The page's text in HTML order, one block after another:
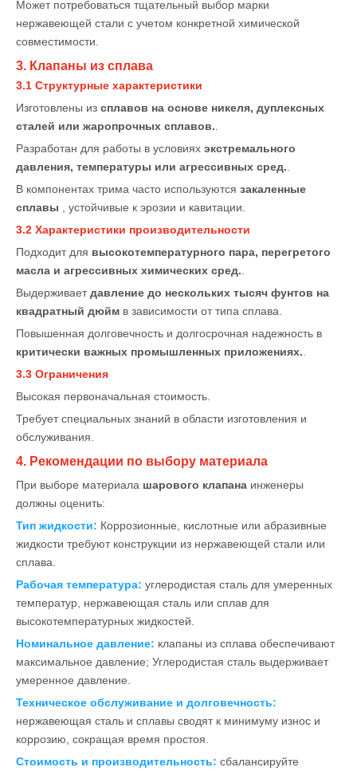
Может потребоваться тщательный выбор марки
нержавеющей стали с учетом конкретной химической
совместимости.
3. Клапаны из сплава
3.1 Структурные характеристики
Изготовлены из сплавов на основе никеля, дуплексных
сталей или жаропрочных сплавов.
Разработан для работы в условиях экстремального
давления, температуры или агрессивных сред.
В компонентах трима часто используются закаленные
сплавы
, устойчивые к эрозии и кавитации.
3.2 Характеристики производительности
Подходит для высокотемпературного пара, перегретого
масла и агрессивных химических сред.
Выдерживаетдавление до нескольких тысяч фунтов на
квадратный дюйм в зависимости от типа сплава.
Повышенная долговечность и долгосрочная надежность в
критически важных промышленных приложениях.
3.3 Ограничения
Высокая первоначальная стоимость.
Требует специальных знаний в области изготовления и
обслуживания.
4. Рекомендации по выбору материала
При выборе материала шарового клапана инженеры
должны оценить:
Тип жидкости: Коррозионные, кислотные или абразивные
жидкости требуют конструкции из нержавеющей стали или
сплава.
Рабочая температура: углеродистая сталь для умеренных
температур, нержавеющая сталь или сплав для
высокотемпературных жидкостей.
Номинальное давление: клапаны из сплава обеспечивают
максимальное давление; Углеродистая сталь выдерживает
умеренное давление.
Техническое обслуживание и долговечность:
нержавеющая сталь и сплавы сводят к минимуму износ и
коррозию, сокращая время простоя.
Стоимость и производительность: сбалансируйте